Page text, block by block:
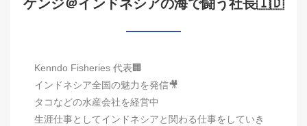
ケンジ＠インドネシアの海で闘う社長🇮🇩
Kenndo Fisheries 代表🏢
インドネシア全国の魅力を発信🎥
タコなどの水産会社を経営中
生涯仕事としてインドネシアと関わる仕事をしていき